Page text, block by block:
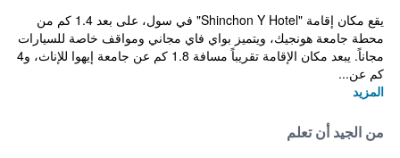
يقع مكان إقامة "Shinchon Y Hotel" في سول، على بعد 1.4 كم من
محطة جامعة هونجيك، ويتميز بواي فاي مجاني ومواقف خاصة للسيارات
مجاناً. يبعد مكان الإقامة تقريباً مسافة 1.8 كم عن جامعة إيهوا للإناث، و4
كم عن...
المزيد
من الجيد أن تعلم